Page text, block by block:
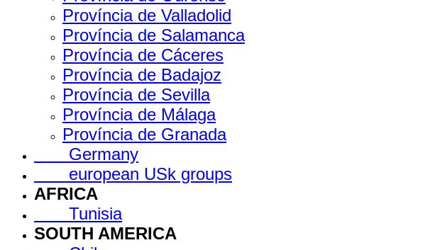
Província de Valladolid
Província de Salamanca
Província de Cáceres
Província de Badajoz
Província de Sevilla
Província de Málaga
Província de Granada
Germany
european USk groups
AFRICA
Tunisia
SOUTH AMERICA